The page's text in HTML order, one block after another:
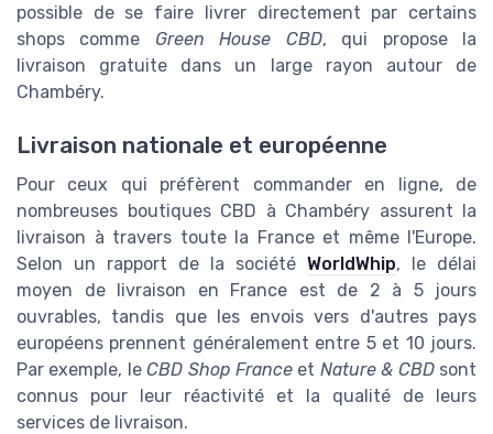
possible de se faire livrer directement par certains
shops comme Green House CBD, qui propose la
livraison gratuite dans un large rayon autour de
Chambéry.
Livraison nationale et européenne
Pour ceux qui préfèrent commander en ligne, de
nombreuses boutiques CBD à Chambéry assurent la
livraison à travers toute la France et même l'Europe.
Selon un rapport de la société WorldWhip, le délai
moyen de livraison en France est de 2 à 5 jours
ouvrables, tandis que les envois vers d'autres pays
européens prennent généralement entre 5 et 10 jours.
Par exemple, leCBD Shop France et Nature & CBDsont
connus pour leur réactivité et la qualité de leurs
services de livraison.